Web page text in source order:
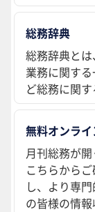
総務辞典
総務辞典と
業務に関す
ど総務に関す
無料オンラ
月刊総務が
こちらから
し、より専
の皆様の情報